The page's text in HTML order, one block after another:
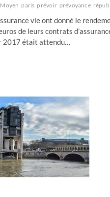
Moyen paris prévoir prévoyance
vie ont donné le
de leurs contrats
2017 était attendu…